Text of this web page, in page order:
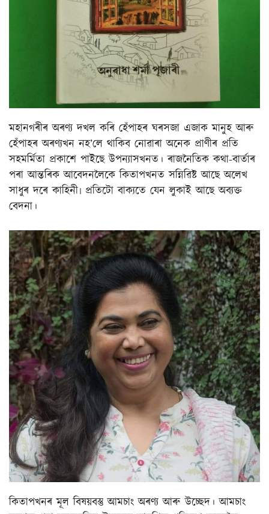
মহানগৰীৰ অৰণ্য দখল কৰি হেঁপাহৰ ঘৰসজা এজাক মানুহ আৰু
হেঁপাহৰ অৰণ্যখন নহ’লে থাকিব নোৱাৰা অনেক প্ৰাণীৰ প্ৰতি
সহমৰ্মিতা প্ৰকাশে পাইছে উপন্যাসখনত। ৰাজনৈতিক কথা-বাৰ্তাৰ
পৰা আন্তৰিক আবেদনলৈকে কিতাপখনত সন্নিৱিষ্ট আছে অলেখ
সাধুৰ দৰে কাহিনী৷ প্ৰতিটো বাক্যতে যেন লুকাই আছে অব্যক্ত
বেদনা।
কিতাপখনৰ মূল বিষয়বস্তু আমচাং অৰণ্য আৰু উচ্ছেদ। আমচাং